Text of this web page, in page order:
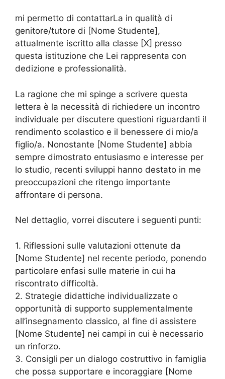
mi permetto di contattarLa in qualità di
genitore/tutore di [Nome Studente],
attualmente iscritto alla classe [X] presso
questa istituzione che Lei rappresenta con
dedizione e professionalità.
La ragione che mi spinge a scrivere questa
lettera è la necessità di richiedere un incontro
individuale per discutere questioni riguardanti il
rendimento scolastico e il benessere di mio/a
figlio/a. Nonostante [Nome Studente] abbia
sempre dimostrato entusiasmo e interesse per
lo studio, recenti sviluppi hanno destato in me
preoccupazioni che ritengo importante
affrontare di persona.
Nel dettaglio, vorrei discutere i seguenti punti:
1. Riflessioni sulle valutazioni ottenute da
[Nome Studente] nel recente periodo, ponendo
particolare enfasi sulle materie in cui ha
riscontrato difficoltà.
2. Strategie didattiche individualizzate o
opportunità di supporto supplementalmente
all’insegnamento classico, al fine di assistere
[Nome Studente] nei campi in cui è necessario
un rinforzo.
3. Consigli per un dialogo costruttivo in famiglia
che possa supportare e incoraggiare [Nome